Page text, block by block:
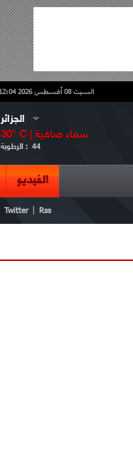
السبت 08 أغسطس 2026 12:04
الجزائر
30° C | سماء صافية
الرطوبة : 44
الفيديو
Twitter Rss